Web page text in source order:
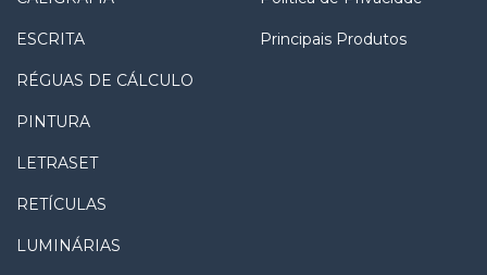
ESCRITA
RÉGUAS DE CÁLCULO
PINTURA
LETRASET
RETÍCULAS
LUMINÁRIAS
Principais Produtos